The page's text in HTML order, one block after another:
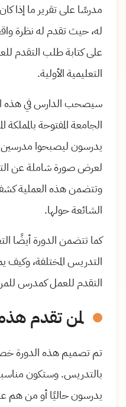
مدرسًا على تقرير ما إذا
له، حيث تقدم له نظرة
على كتابة طلب التقدم
التعليمية الأولية.
سيصحب الدارس في هذه
الجامعة المفتوحة
يدرسون ليصبحوا
لعرض صورة شاملة عن
وتتضمن هذه العملية
الشائعة حولها.
كما تتضمن الدورة أيضًا
التدريس المختلفة،
التقدم للعمل كمدرس
لمن تقدم
تم تصميم هذه الدورة
بالتدريس. وستكون
يدرسون حاليًا أو من هم